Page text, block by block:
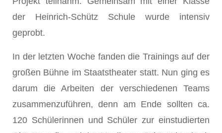
der Heinrich-Schütz Schule wurde intensiv
geprobt.
In der letzten Woche fanden die Trainings auf der
großen Bühne im Staatstheater statt. Nun ging es
darum die Arbeiten der verschiedenen Teams
zusammenzuführen, denn am Ende sollten ca.
120 Schülerinnen und Schüler zur einstudierten